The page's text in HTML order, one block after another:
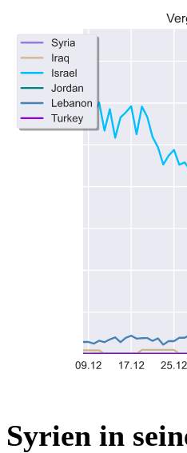
Syrien in